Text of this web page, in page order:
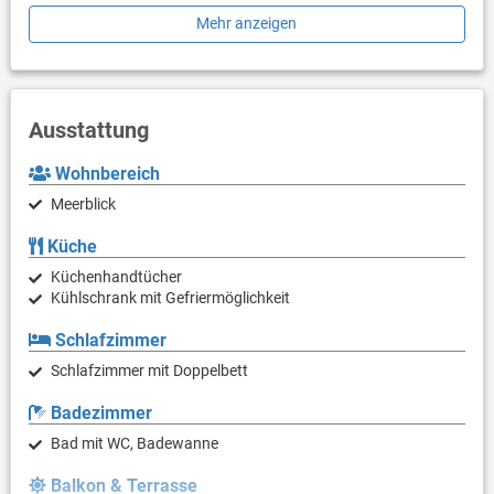
Die Unterkunft ist mit allen notwendigen Annehmlichkeiten für
einen erholsamen Urlaub ausgestattet: Heizung, Klimaanlage,
Schönheit des Brela (Makarska) entfernten Zentrums von 2500
Sind Sie bereit, Ihren Traumurlaub Wirklichkeit werden zu
Mehr anzeigen
Ausstattung
Wohnbereich
Meerblick
Küche
Küchenhandtücher
Kühlschrank mit Gefriermöglichkeit
Schlafzimmer
Schlafzimmer mit Doppelbett
Badezimmer
Bad mit WC, Badewanne
Balkon & Terrasse